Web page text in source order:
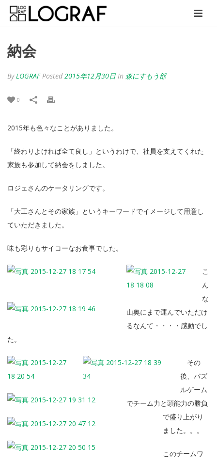
納会
ByLOGRAF Posted 2015年12月30日 In 森にすもう部
0
2015年も色々なことがありました。
「終わりよければ全て良し」というわけで、社員を支えてくれた
家族も参加して納会をしました。
ロジェさんのケータリングです。
「大工さんとその家族」というキーワードでイメージして用意し
ていただきました。
味も彩りもサイコーなお食事でした。
こ
ん
な
山奥にまで運んでいただけ
るなんて・・・・感動でし
た。
その
後、パズ
ルゲーム
でチーム力と頭能力の勝負
で盛り上がり
ました。。。
このチームワ